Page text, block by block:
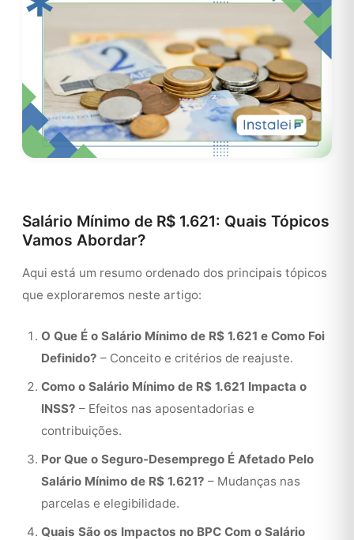
Salário Mínimo de R$ 1.621: Quais Tópicos
Vamos Abordar?
Aqui está um resumo ordenado dos principais tópicos
que exploraremos neste artigo:
O Que É o Salário Mínimo de R$ 1.621 e Como Foi
Definido? – Conceito e critérios de reajuste.
Como o Salário Mínimo de R$ 1.621 Impacta o
INSS? – Efeitos nas aposentadorias e
contribuições.
Por Que o Seguro-Desemprego É Afetado Pelo
Salário Mínimo de R$ 1.621? – Mudanças nas
parcelas e elegibilidade.
Quais São os Impactos no BPC Com o Salário